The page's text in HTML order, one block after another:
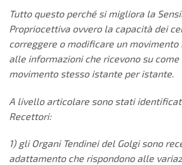
Tutto questo perché si migliora la
Propriocettiva ovvero la capacità dei
correggere o modificare un movimento
alle informazioni che ricevono su come
movimento stesso istante per istante.
A livello articolare sono stati
Recettori:
1) gli Organi Tendinei del Golgi sono
adattamento che rispondono alle